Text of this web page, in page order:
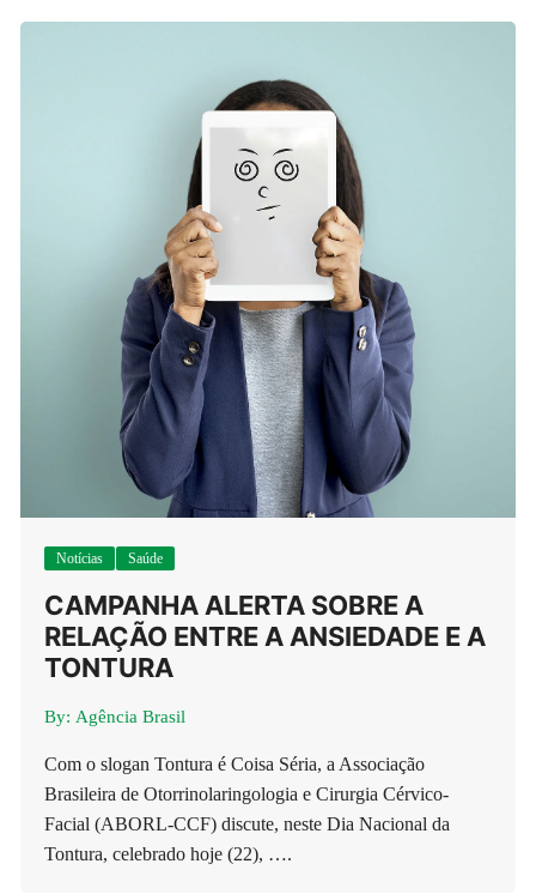
Notícias Saúde
CAMPANHA ALERTA SOBRE A
RELAÇÃO ENTRE A ANSIEDADE E A
TONTURA
By: Agência Brasil
Com o slogan Tontura é Coisa Séria, a Associação
Brasileira de Otorrinolaringologia e Cirurgia Cérvico-
Facial (ABORL-CCF) discute, neste Dia Nacional da
Tontura, celebrado hoje (22), ….